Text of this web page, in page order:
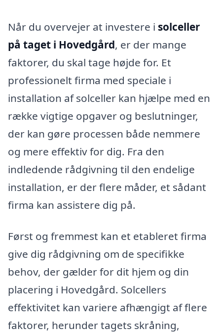
Når du overvejer at investere i solceller
på taget i Hovedgård, er der mange
faktorer, du skal tage højde for. Et
professionelt firma med speciale i
installation af solceller kan hjælpe med en
række vigtige opgaver og beslutninger,
der kan gøre processen både nemmere
og mere effektiv for dig. Fra den
indledende rådgivning til den endelige
installation, er der flere måder, et sådant
firma kan assistere dig på.
Først og fremmest kan et etableret firma
give dig rådgivning om de specifikke
behov, der gælder for dit hjem og din
placering i Hovedgård. Solcellers
effektivitet kan variere afhængigt af flere
faktorer, herunder tagets skråning,